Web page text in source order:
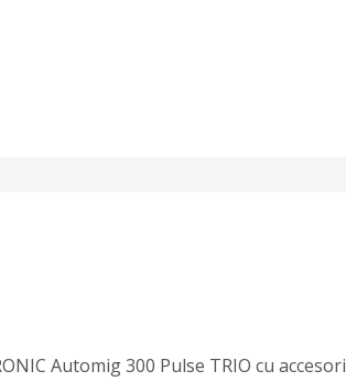
Automig 300 Pulse TRIO cu